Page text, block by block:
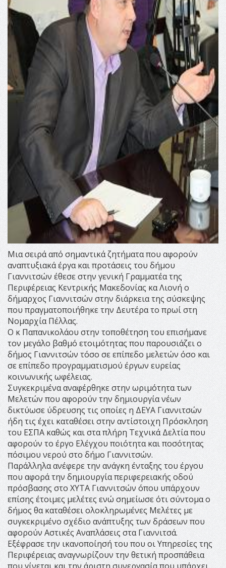
Μια σειρά από σημαντικά ζητήματα που αφορούν
αναπτυξιακά έργα και προτάσεις του δήμου
Γιαννιτσών έθεσε στην γενική Γραμματέα της
Περιφέρειας Κεντρικής Μακεδονίας κα Λιονή ο
δήμαρχος Γιαννιτσών στην διάρκεια της σύσκεψης
που πραγματοποιήθηκε την Δευτέρα το πρωί στη
Νομαρχία Πέλλας.
Ο κ Παπανικολάου στην τοποθέτηση του επισήμανε
τον μεγάλο βαθμό ετοιμότητας που παρουσιάζει ο
δήμος Γιαννιτσών τόσο σε επίπεδο μελετών όσο και
σε επίπεδο προγραμματισμού έργων ευρείας
κοινωνικής ωφέλειας.
Συγκεκριμένα αναφέρθηκε στην ωριμότητα των
Μελετών που αφορούν την δημιουργία νέων
δικτύωσε ύδρευσης τις οποίες η ΔΕΥΑ Γιαννιτσών
ήδη τις έχει καταθέσει στην αντίστοιχη Πρόσκληση
του ΕΣΠΑ καθώς και στα πλήρη Τεχνικά Δελτία που
αφορούν το έργο Ελέγχου ποιότητα και ποσότητας
πόσιμου νερού στο δήμο Γιαννιτσών.
Παράλληλα ανέφερε την ανάγκη ένταξης του έργου
που αφορά την δημιουργία περιφερειακής οδού
πρόσβασης στο ΧΥΤΑ Γιαννιτσών όπου υπάρχουν
επίσης έτοιμες μελέτες ενώ σημείωσε ότι σύντομα ο
δήμος θα καταθέσει ολοκληρωμένες Μελέτες με
συγκεκριμένο σχέδιο ανάπτυξης των δράσεων που
αφορούν Αστικές Αναπλάσεις στα Γιαννιτσά.
Εξέφρασε την ικανοποίησή του που οι Υπηρεσίες της
Περιφέρειας αναγνωρίζουν την θετική προσπάθεια